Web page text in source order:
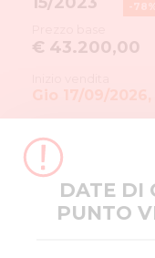
€ 43.200,00
-78 %
DATE DI
PUNTO